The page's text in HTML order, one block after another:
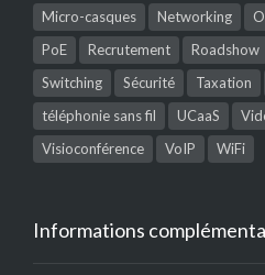
Micro-casques
Networking
PoE
Recrutement Roadshow
Switching
Sécurité Taxation
téléphonie sans fil
UCaaS
Visioconférence
VoIP WiFi
Informations